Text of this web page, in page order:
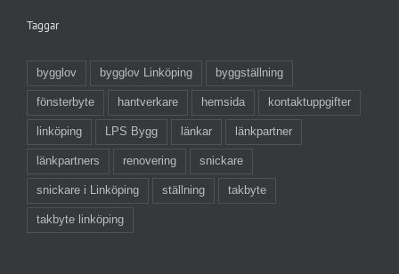
Taggar
bygglov bygglov Linköping byggställning
fönsterbyte hantverkare hemsida kontaktuppgifter
linköping LPS Bygg länkar länkpartner
länkpartners renovering snickare
snickare i Linköping ställning takbyte
takbyte linköping